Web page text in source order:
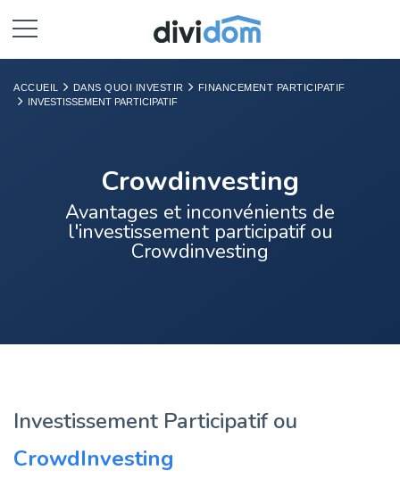
ACCUEIL DANS QUOI INVESTIR
FINANCEMENT PARTICIPATIF
INVESTISSEMENT PARTICIPATIF
Crowdinvesting
Avantages et inconvénients de
l'investissement participatif ou
Crowdinvesting
Investissement Participatif ou
CrowdInvesting